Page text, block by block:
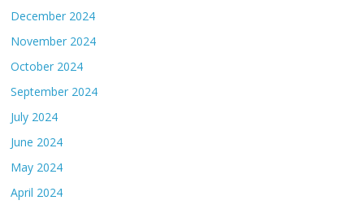
December 2024
November 2024
October 2024
September 2024
July 2024
June 2024
May 2024
April 2024